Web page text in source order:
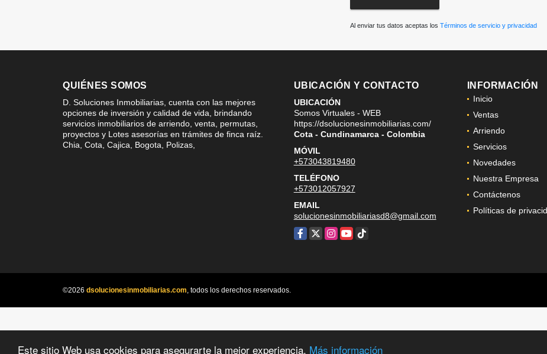
Este sitio Web usa cookies para asegurarte la mejor experiencia. Más información
Al enviar tus datos aceptas los Términos de servicio y privacidad
QUIÉNES SOMOS
D. Soluciones Inmobiliarias, cuenta con las mejores
opciones de inversión y calidad de vida, brindando
servicios inmobiliarios de arriendo, venta, permutas,
proyectos y Lotes asesorías en trámites de finca raíz.
Chia, Cota, Cajica, Bogota, Polizas,
UBICACIÓN Y CONTACTO
UBICACIÓN
Somos Virtuales - WEB
https://dsolucionesinmobiliarias.com/
Cota - Cundinamarca - Colombia
MÓVIL
+573043819480
TELÉFONO
+573012057927
EMAIL
solucionesinmobiliariasd8@gmail.com
Facebook
X Instagram
YouTube
TikTok
INFORMACIÓN
Inicio
Ventas
Arriendo
Servicios
Novedades
Nuestra Empresa
Contáctenos
Políticas de
©2026 dsolucionesinmobiliarias.com , todos los derechos reservados.